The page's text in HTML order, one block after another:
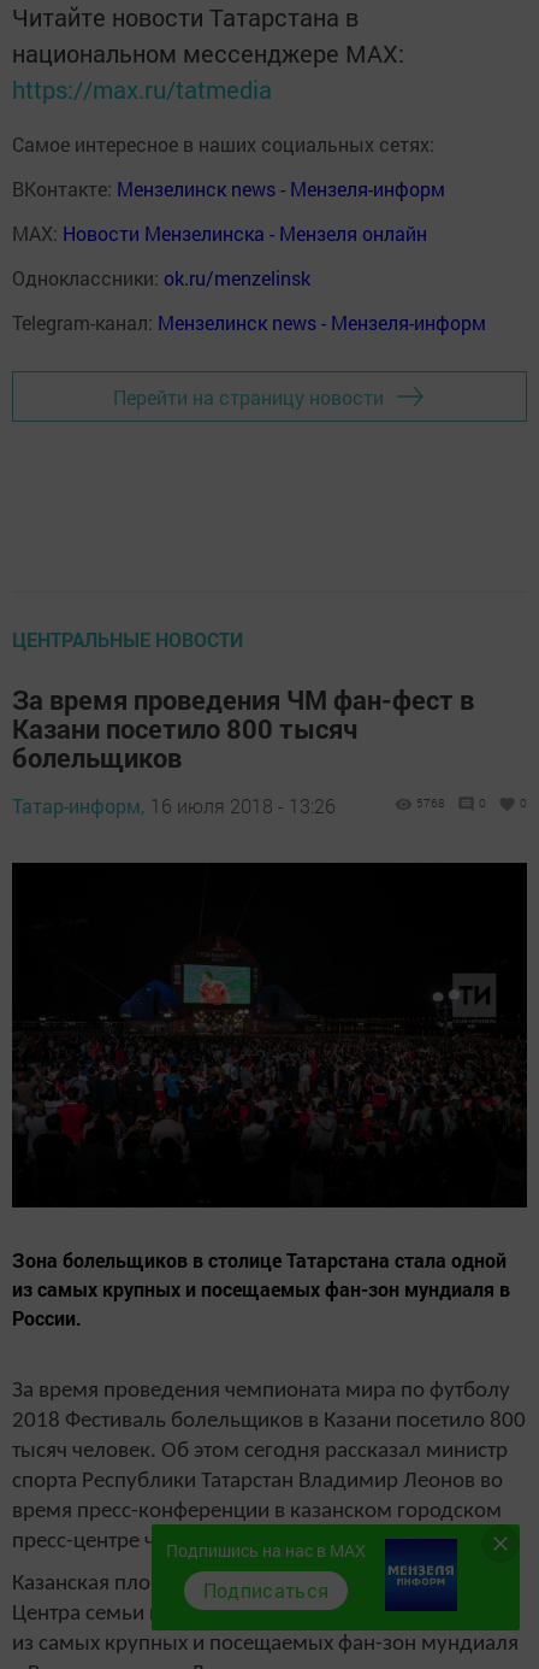
Читайте новости Татарстана в
национальном мессенджере MАХ:
https://max.ru/tatmedia
Самое интересное в наших социальных сетях:
ВКонтакте: Мензелинск news - Мензеля-информ
MAX: Новости Мензелинска - Мензеля онлайн
Одноклассники: ok.ru/menzelinsk
Telegram-канал: Мензелинск news - Мензеля-информ
Перейти на страницу новости
ЦЕНТРАЛЬНЫЕ НОВОСТИ
За время проведения ЧМ фан-фест в
Казани посетило 800 тысяч
болельщиков
Татар-информ, 16 июля 2018 - 13:26 5768 0 0
Зона болельщиков в столице Татарстана стала одной
из самых крупных и посещаемых фан-зон мундиаля в
России.
За время проведения чемпионата мира по футболу
2018 Фестиваль болельщиков в Казани посетило 800
тысяч человек. Об этом сегодня рассказал министр
спорта Республики Татарстан Владимир Леонов во
время пресс-конференции в казанском городском
пресс-центре чемпионата мира по футболу 2018.
Казанская площадка фан-феста, разбитая возле
Центра семьи на набережной Казанки, стала одной
из самых крупных и посещаемых фан-зон мундиаля
Подпишись на нас в MAX
Подписаться